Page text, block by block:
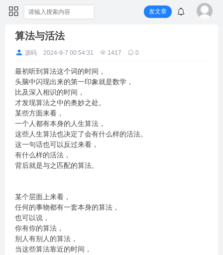
发文章
算法与活法
源码 2024-9-7 00:54:31 1417 0
最初听到算法这个词的时间，
头脑中闪现出来的第一印象就是数学，
比及深入相识的时间，
才发现算法之中的奥妙之处。
某些方面来看，
一个人都有本身的人生算法，
这些人生算法也决定了会有什么样的活法。
这一句话也可以反过来看，
有什么样的活法，
背后就是与之匹配的算法。
某个层面上来看，
任何的事物都有一套本身的算法，
也可以说，
你有你的算法，
别人有别人的算法，
当这些算法靠近的时间，